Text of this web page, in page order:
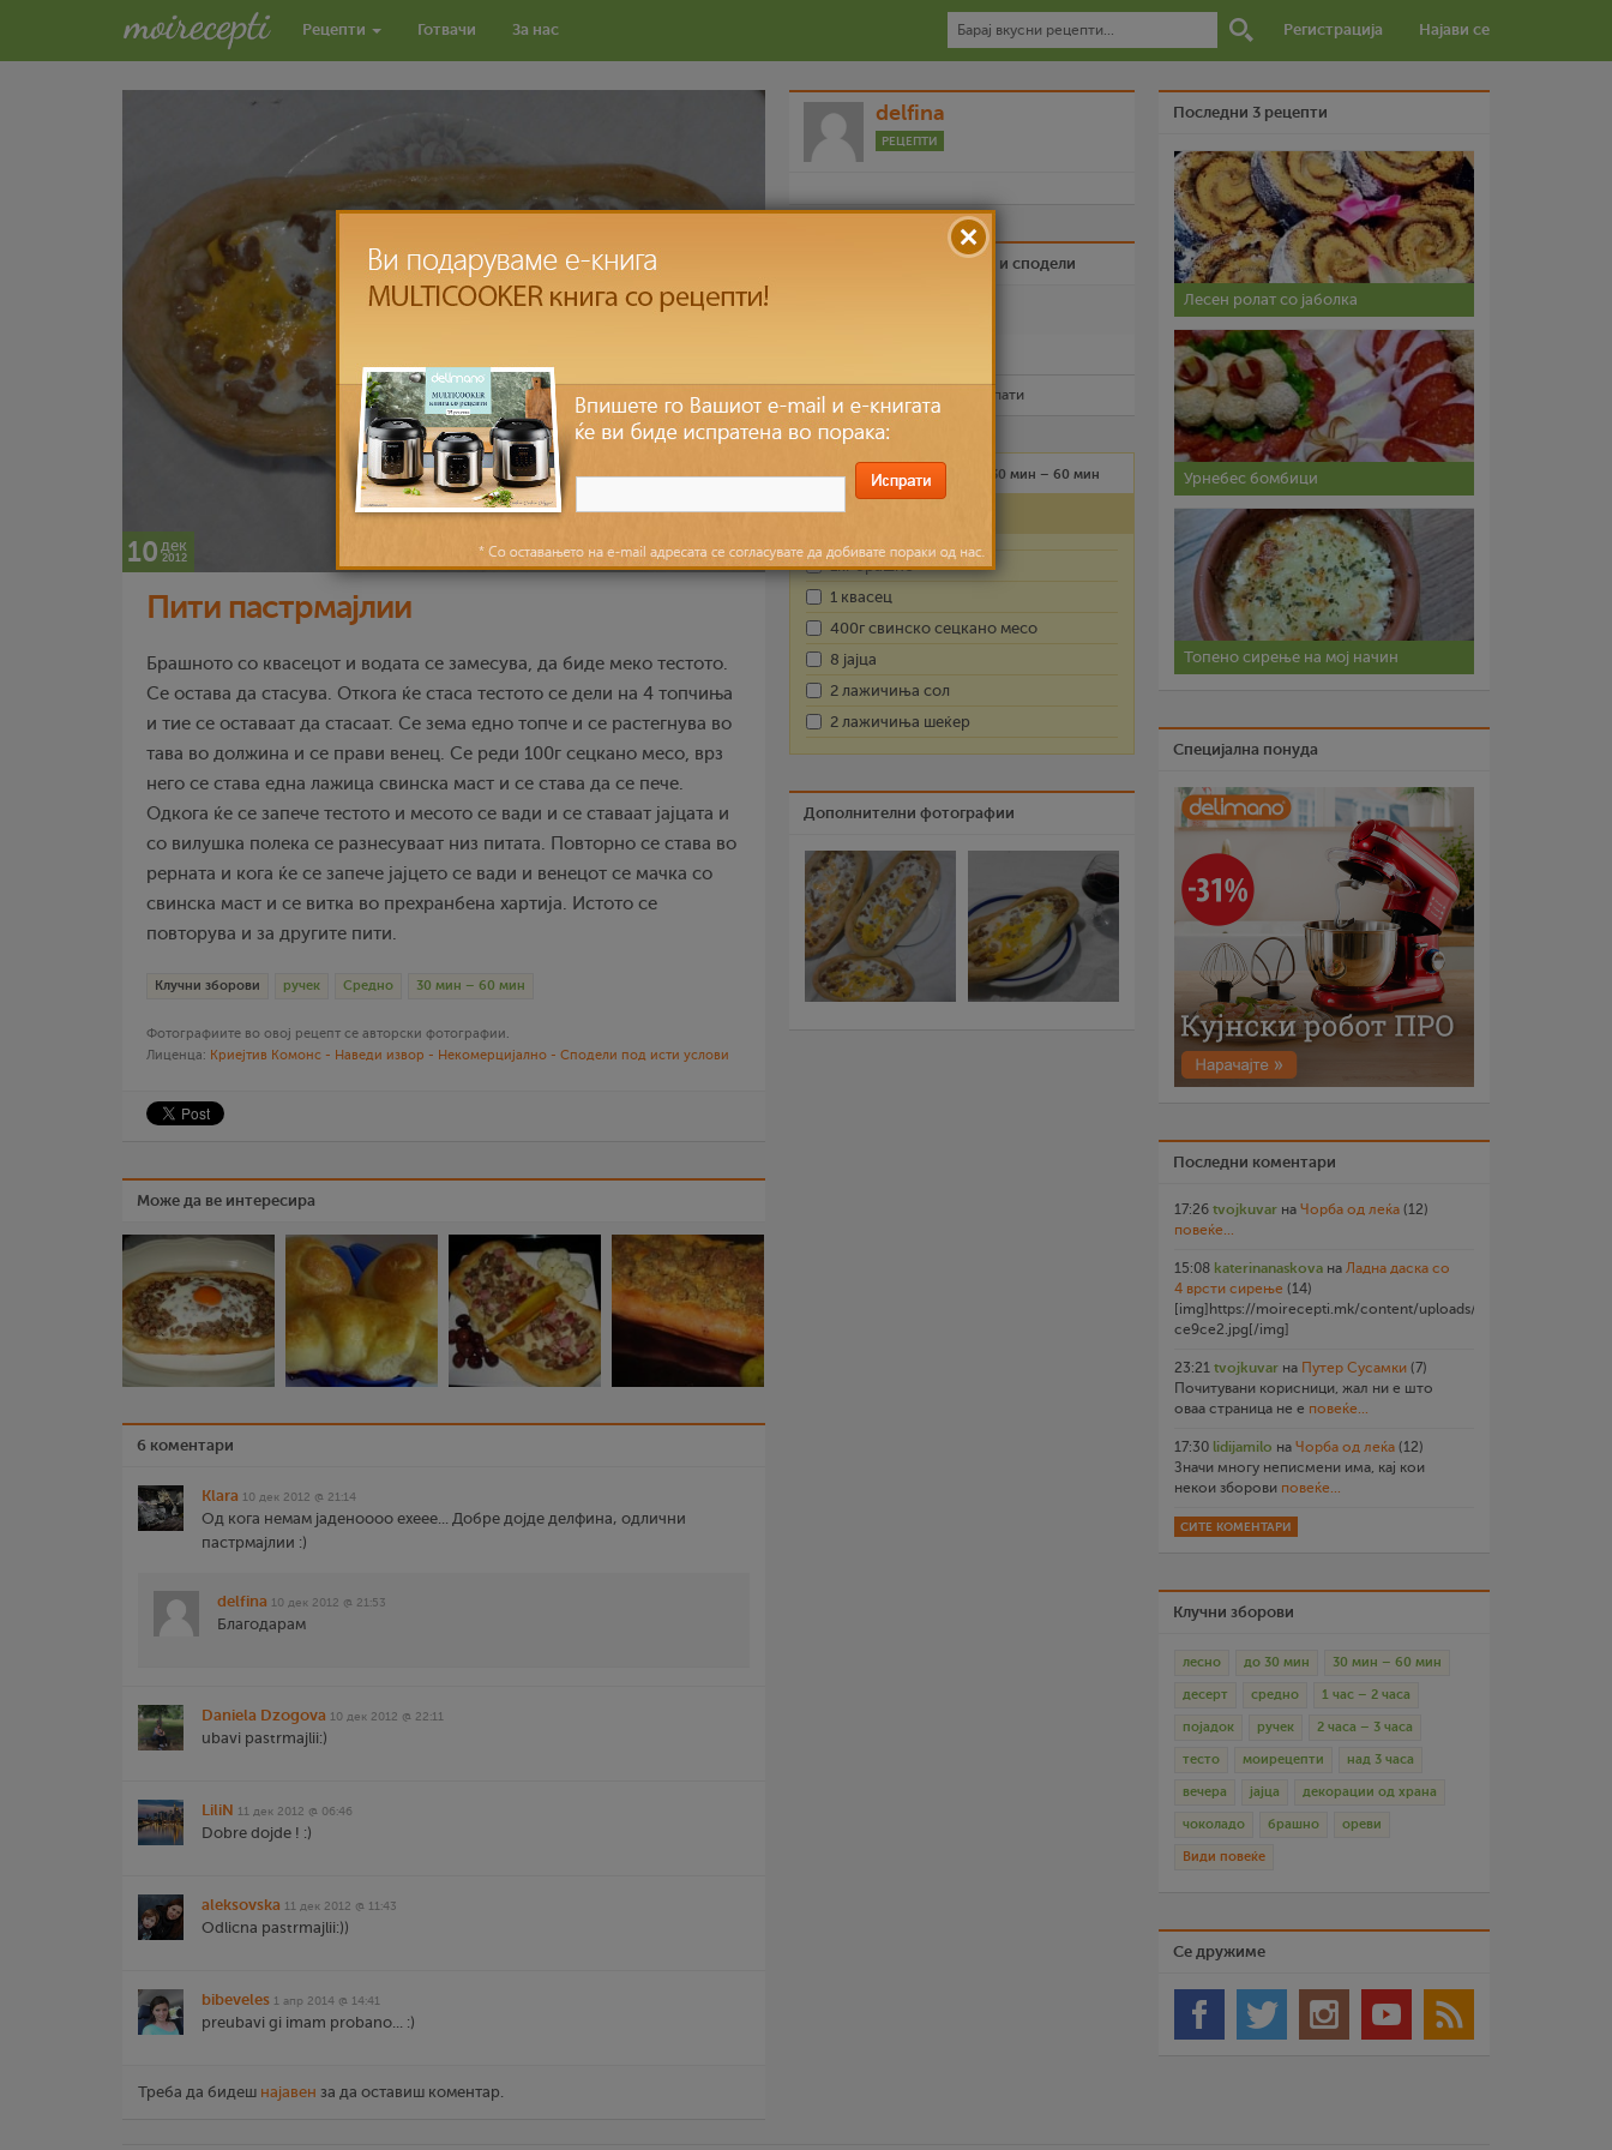
Рецепти Готвачи За нас Регистрација Најави се
10 дек
2012
Пити пастрмајлии
Брашното со квасецот и водата се замесува, да биде меко тестото.
Се остава да стасува. Откога ќе стаса тестото се дели на 4 топчиња
и тие се оставаат да стасаат. Се зема едно топче и се растегнува во
тава во должина и се прави венец. Се реди 100г сецкано месо, врз
него се става една лажица свинска маст и се става да се пече.
Одкога ќе се запече тестото и месото се вади и се ставаат јајцата и
со вилушка полека се разнесуваат низ питата. Повторно се става во
рерната и кога ќе се запече јајцето се вади и венецот се мачка со
свинска маст и се витка во прехранбена хартија. Истото се
повторува и за другите пити.
Клучни зборови ручек Средно 30 мин – 60 мин
Фотографиите во овој рецепт се авторски фотографии.
Лиценца: Криејтив Комонс - Наведи извор - Некомерцијално - Сподели под исти услови
Може да ве интересира
6 коментари
Klara 10 дек 2012 @ 21:14
Од кога немам јаденоооо ехеее... Добре дојде делфина, одлични
пастрмајлии :)
delfina 10 дек 2012 @ 21:53
Благодарам
Daniela Dzogova 10 дек 2012 @ 22:11
ubavi pastrmajlii:)
LiliN 11 дек 2012 @ 06:46
Dobre dojde ! :)
aleksovska 11 дек 2012 @ 11:43
Odlicna pastrmajlii:))
bibeveles 1 апр 2014 @ 14:41
preubavi gi imam probano... :)
Треба да бидеш најавен за да оставиш коментар.
delfina
РЕЦЕПТИ
Биди вистински пријател и сподели
Рецептот е прочитан пати
Средно 4 лица 30 мин – 60 мин
Состојки
1кг брашно
1 квасец
400г свинско сецкано месо
8 јајца
2 лажичиња сол
2 лажичиња шеќер
Дополнителни фотографии
Последни 3 рецепти
Лесен ролат со јаболка
Урнебес бомбици
Топено сирење на мој начин
Специјална понуда
Последни коментари
17:26 tvojkuvar на Чорба од леќа (12)
повеќе...
15:08 katerinanaskova на Ладна даска со
4 врсти сирење (14)
[img]https://moirecepti.mk/content/uploads/2026/07/
ce9ce2.jpg[/img]
23:21 tvojkuvar на Путер Сусамки (7)
Почитувани корисници, жал ни е што
оваа страница не е повеќе...
17:30 lidijamilo на Чорба од леќа (12)
Значи многу неписмени има, кај кои
некои зборови повеќе...
СИТЕ КОМЕНТАРИ
Клучни зборови
лесно до 30 мин 30 мин – 60 мин
десерт средно 1 час – 2 часа
појадок ручек 2 часа – 3 часа
тесто моирецепти над 3 часа
вечера јајца декорации од храна
чоколадо брашно ореви
Види повеќе
Се дружиме